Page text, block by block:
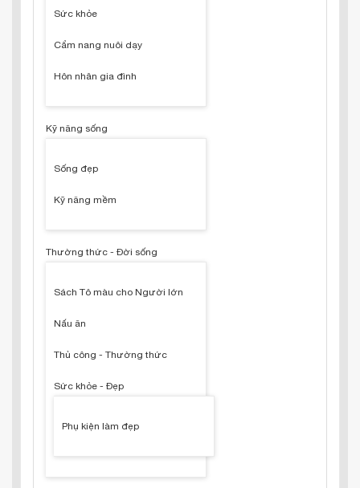
Sức khỏe
Cẩm nang nuôi dạy
Hôn nhân gia đình
Kỹ năng sống
Sống đẹp
Kỹ năng mềm
Thường thức - Đời sống
Sách Tô màu cho Người lớn
Nấu ăn
Thủ công - Thường thức
Sức khỏe - Đẹp
Phụ kiện làm đẹp